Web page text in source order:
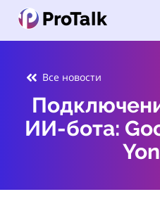
Все новости
ИИ-бота: